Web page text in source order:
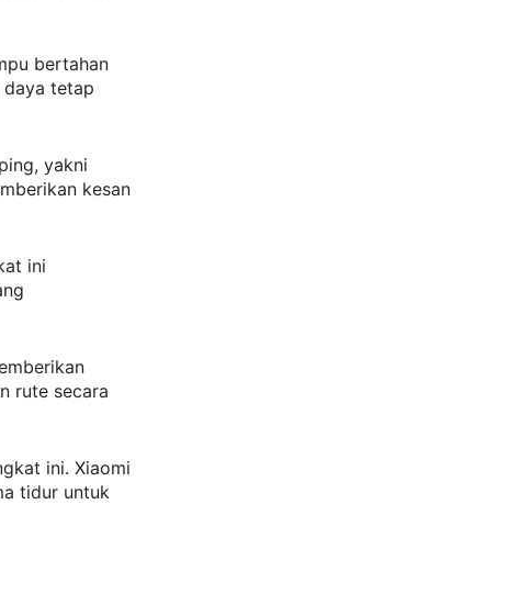
bertahan
daya tetap
yakni
kesan
ini
rute secara
ini. Xiaomi
tidur untuk